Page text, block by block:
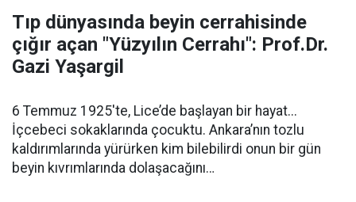
Tıp dünyasında beyin cerrahisinde
çığır açan "Yüzyılın Cerrahı": Prof.Dr.
Gazi Yaşargil
6 Temmuz 1925'te, Lice’de başlayan bir hayat...
İçcebeci sokaklarında çocuktu. Ankara’nın tozlu
kaldırımlarında yürürken kim bilebilirdi onun bir gün
beyin kıvrımlarında dolaşacağını…